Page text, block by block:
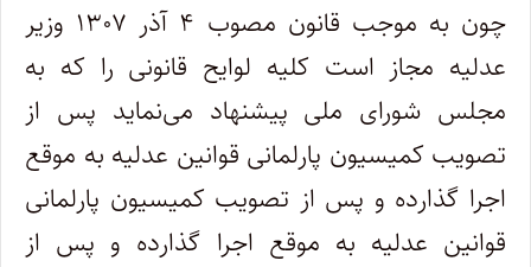
چون به موجب قانون مصوب ۴ آذر ۱۳۰۷ وزیر
عدلیه مجاز است کلیه لوایح قانونی را که به
مجلس شورای ملی پیشنهاد می‌نماید پس از
تصویب کمیسیون پارلمانی قوانین عدلیه به موقع
اجرا گذارده و پس از تصویب کمیسیون پارلمانی
قوانین عدلیه به موقع اجرا گذارده و پس از